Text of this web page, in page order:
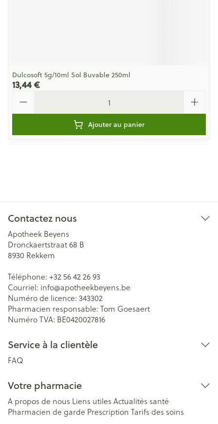
Dulcosoft 5g/10ml Sol Buvable 250ml
13,44 €
Ajouter au panier
Contactez nous
Apotheek Beyens
Dronckaertstraat 68 B
8930 Rekkem
Téléphone: +32 56 42 26 93
Courriel: info@apotheekbeyens.be
Numéro de licence: 343302
Pharmacien responsable: Tom Goesaert
Numéro TVA: BE0420027816
Service à la clientèle
FAQ
Votre pharmacie
A propos de nous Liens utiles Actualités santé
Pharmacien de garde Prescription Tarifs des soins